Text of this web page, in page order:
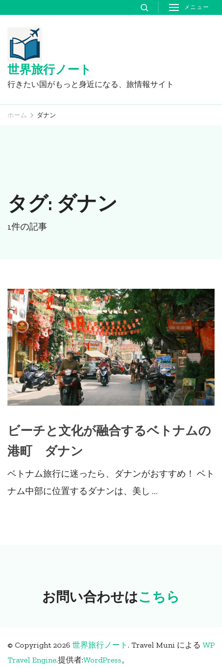
ツ
へ
キ
す)
メニュー
世界旅行ノート
行きたい国がもっと身近になる、旅情報サイト
ホーム ダナン
タグ: ダナン
1件の記事
ビーチと文化が融合するベトナムの
港町 ダナン
ベトナム旅行に迷ったら、ダナンがおすすめ！ ベト
ナム中部に位置するダナンは、美し …
お問い合わせはこちら
© Copyright 2026 世界旅行ノート . Travel Muni による WP
Travel Engine.提供者:WordPress。